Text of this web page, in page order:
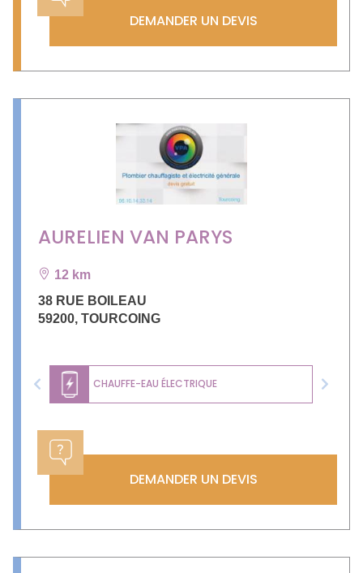
DEMANDER UN DEVIS
AURELIEN VAN PARYS
12 km
38 RUE BOILEAU
59200, TOURCOING
CHAUFFE-EAU ÉLECTRIQUE
Previous Next
DEMANDER UN DEVIS